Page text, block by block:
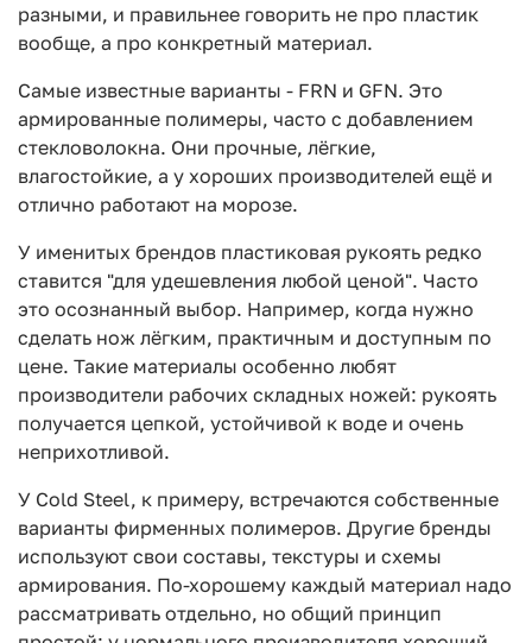
разными, и правильнее говорить не про пластик
вообще, а про конкретный материал.
Самые известные варианты - FRN и GFN. Это
армированные полимеры, часто с добавлением
стекловолокна. Они прочные, лёгкие,
влагостойкие, а у хороших производителей ещё и
отлично работают на морозе.
У именитых брендов пластиковая рукоять редко
ставится "для удешевления любой ценой". Часто
это осознанный выбор. Например, когда нужно
сделать нож лёгким, практичным и доступным по
цене. Такие материалы особенно любят
производители рабочих складных ножей: рукоять
получается цепкой, устойчивой к воде и очень
неприхотливой.
У Cold Steel, к примеру, встречаются собственные
варианты фирменных полимеров. Другие бренды
используют свои составы, текстуры и схемы
армирования. По-хорошему каждый материал надо
рассматривать отдельно, но общий принцип